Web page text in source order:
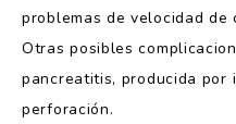
problemas de velocidad
Otras posibles
pancreatitis, producida por
perforación.